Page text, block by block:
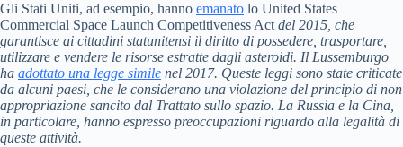
Gli Stati Uniti, ad esempio, hanno emanato lo United States
Commercial Space Launch Competitiveness Act del 2015, che
garantisce ai cittadini statunitensi il diritto di possedere, trasportare,
utilizzare e vendere le risorse estratte dagli asteroidi. Il Lussemburgo
ha adottato una legge simile nel 2017. Queste leggi sono state criticate
da alcuni paesi, che le considerano una violazione del principio di non
appropriazione sancito dal Trattato sullo spazio. La Russia e la Cina,
in particolare, hanno espresso preoccupazioni riguardo alla legalità di
queste attività.